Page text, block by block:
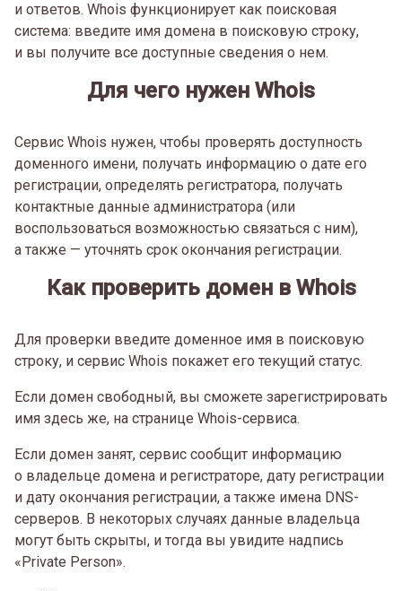
и ответов. Whois функционирует как поисковая
система: введите имя домена в поисковую строку,
и вы получите все доступные сведения о нем.
Для чего нужен Whois
Сервис Whois нужен, чтобы проверять доступность
доменного имени, получать информацию о дате его
регистрации, определять регистратора, получать
контактные данные администратора (или
воспользоваться возможностью связаться с ним),
а также — уточнять срок окончания регистрации.
Как проверить домен в Whois
Для проверки введите доменное имя в поисковую
строку, и сервис Whois покажет его текущий статус.
Если домен свободный, вы сможете зарегистрировать
имя здесь же, на странице Whois-сервиса.
Если домен занят, сервис сообщит информацию
о владельце домена и регистраторе, дату регистрации
и дату окончания регистрации, а также имена DNS-
серверов. В некоторых случаях данные владельца
могут быть скрыты, и тогда вы увидите надпись
«Private Person».